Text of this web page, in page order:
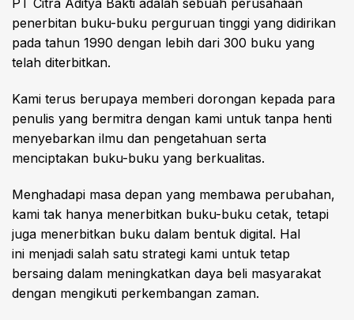
PT Citra Aditya Bakti adalah sebuah perusahaan
penerbitan buku-buku perguruan tinggi yang didirikan
pada tahun 1990 dengan lebih dari 300 buku yang
telah diterbitkan.
Kami terus berupaya memberi dorongan kepada para
penulis yang bermitra dengan kami untuk tanpa henti
menyebarkan ilmu dan pengetahuan serta
menciptakan buku-buku yang berkualitas.
Menghadapi masa depan yang membawa perubahan,
kami tak hanya menerbitkan buku-buku cetak, tetapi
juga menerbitkan buku dalam bentuk digital. Hal
ini menjadi salah satu strategi kami untuk tetap
bersaing dalam meningkatkan daya beli masyarakat
dengan mengikuti perkembangan zaman.